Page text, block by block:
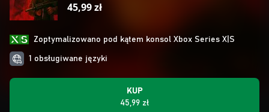
45,99 zł
Zoptymalizowano pod kątem konsol Xbox Series X|S
1 obsługiwane języki
KUP
45,99 zł